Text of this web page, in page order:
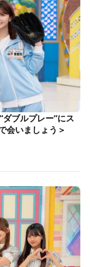
ブルプレー”にス
会いましょう＞